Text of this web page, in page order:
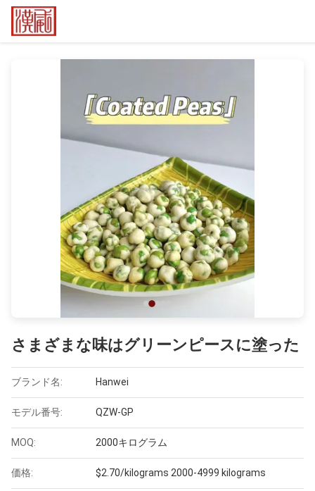
さまざまな味はグリーンピースに塗った
ブランド名: Hanwei
モデル番号: QZW-GP
MOQ: 2000キログラム
価格: $2.70/kilograms 2000-4999 kilograms